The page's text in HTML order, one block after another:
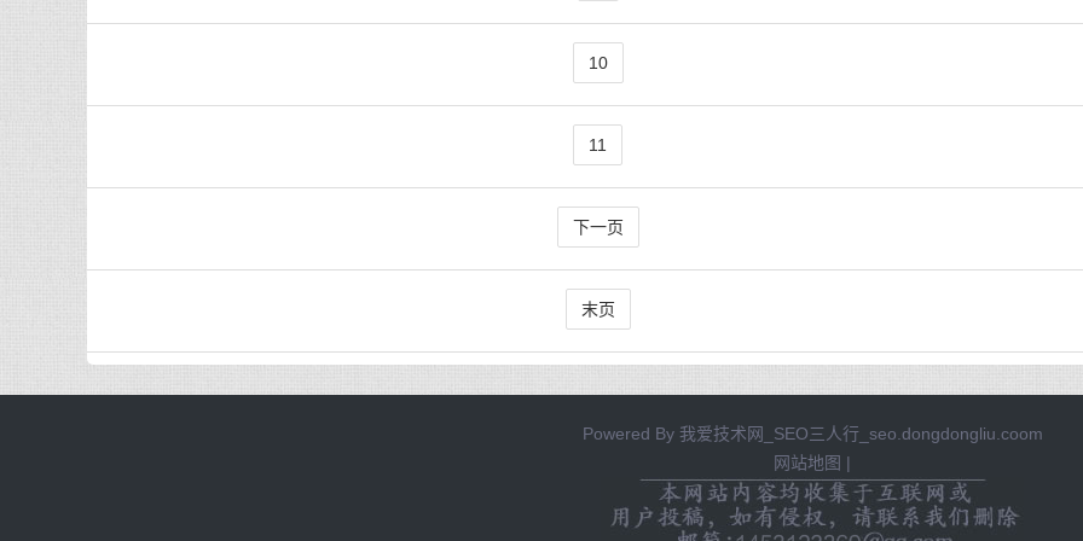
10
11
下一页
末页
Powered By 我爱技术网_SEO三人行_seo.dongdongliu.coom
网站地图 |